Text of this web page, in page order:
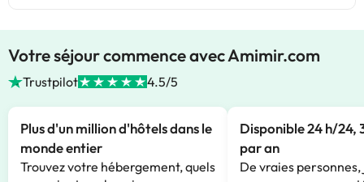
Votre séjour commence avec Amimir.com
Trustpilot 4.5/5
Plus d'un million d'hôtels dans le
monde entier
Trouvez votre hébergement, quels
Disponible 24 h/24,
par an
De vraies